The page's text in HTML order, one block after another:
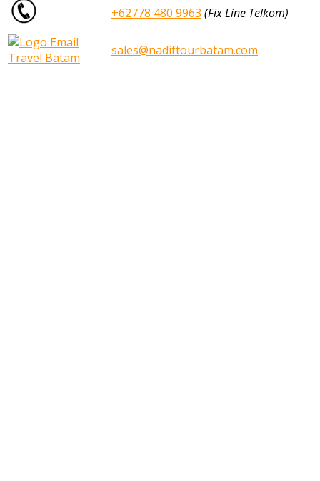
+62778 480 9963 (Fix Line Telkom)
sales@nadiftourbatam.com